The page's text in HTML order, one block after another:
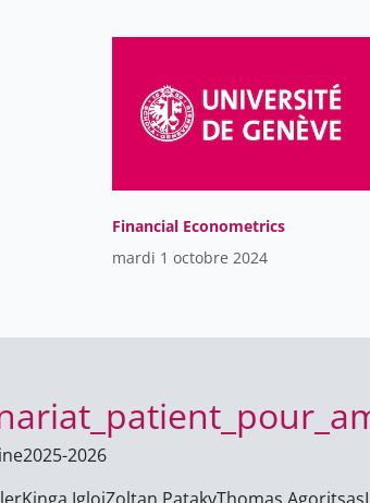
Financial Econometrics
mardi 1 octobre 2024
2025-2026